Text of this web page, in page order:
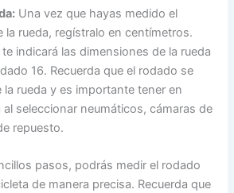
Una vez que hayas medido el
la rueda, regístralo en centímetros.
indicará las dimensiones de la rueda
16. Recuerda que el rodado se
la rueda y es importante tener en
seleccionar neumáticos, cámaras de
repuesto.
pasos, podrás medir el rodado
de manera precisa. Recuerda que